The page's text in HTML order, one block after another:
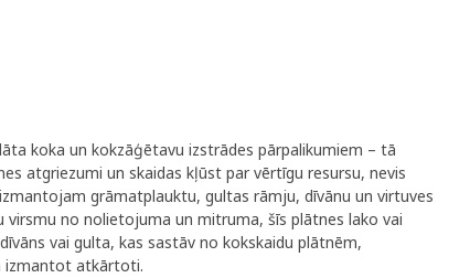
koka un kokzāģētavu izstrādes pārpalikumiem – tā
atgriezumi un skaidas kļūst par vērtīgu resursu, nevis
grāmatplauktu, gultas rāmju, dīvānu un virtuves
virsmu no nolietojuma un mitruma, šīs plātnes lako vai
vai gulta, kas sastāv no kokskaidu plātnēm,
izmantot atkārtoti.